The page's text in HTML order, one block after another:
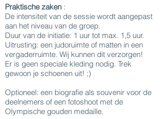
Praktische zaken :
De intensiteit van de sessie wordt aangepast
aan het niveau van de groep.
Duur van de initiatie: 1 uur tot max. 1,5 uur.
Uitrusting: een judoruimte of matten in een
vergaderruimte. Wij kunnen dit verzorgen!
Er is geen speciale kleding nodig. Trek
gewoon je schoenen uit! ;)
Optioneel: een biografie als souvenir voor de
deelnemers of een fotoshoot met de
Olympische gouden medaille.